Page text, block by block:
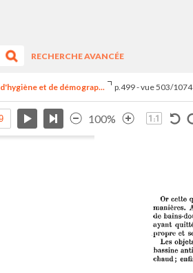
RECHERCHE AVANCÉE
et de démograp... p.499 - vue 503/1074
100%